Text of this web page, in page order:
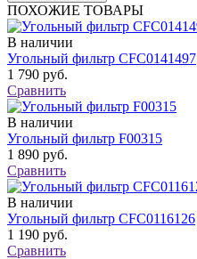
ПОХОЖИЕ ТОВАРЫ
В наличии
Угольный фильтр CFC0141497
1 790 руб.
Сравнить
В наличии
Угольный фильтр F00315
1 890 руб.
Сравнить
В наличии
Угольный фильтр CFC0116126
1 190 руб.
Сравнить